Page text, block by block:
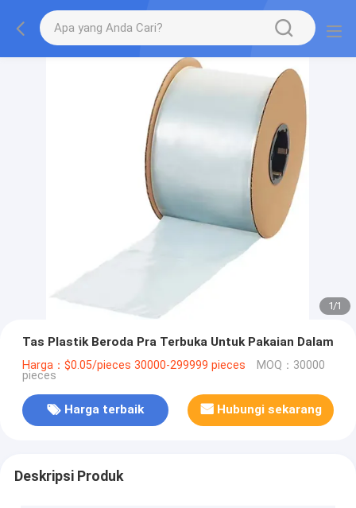
1/1
Tas Plastik Beroda Pra Terbuka Untuk Pakaian Dalam
Harga：$0.05/pieces 30000-299999 pieces MOQ：30000
pieces
Harga terbaik Hubungi sekarang
Deskripsi Produk